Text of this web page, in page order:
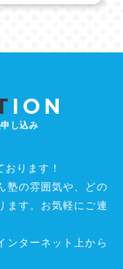
ION
し込み
ります！
塾の雰囲気や、どの
ます。お気軽にご連
ンターネット上から